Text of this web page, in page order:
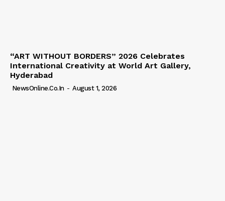
“ART WITHOUT BORDERS” 2026 Celebrates
International Creativity at World Art Gallery,
Hyderabad
NewsOnline.co.in - August 1, 2026